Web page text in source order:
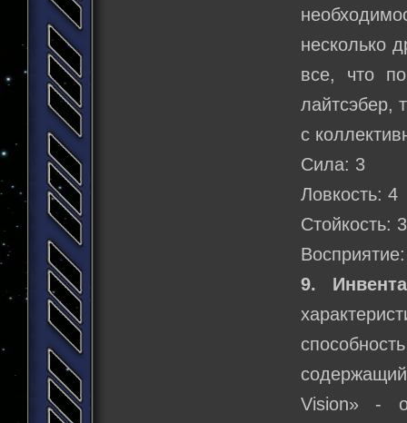
несколько
все, что
лайтсэбер,
с
Сила: 3
Ловкость: 4
Стойкость: 3
9.
Vision» -